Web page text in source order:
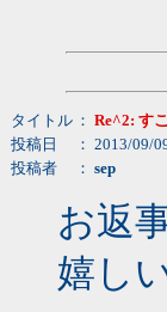
タイトル ： Re^2: す
投稿日
： 2013/09/
投稿者
： sep
お返
嬉し